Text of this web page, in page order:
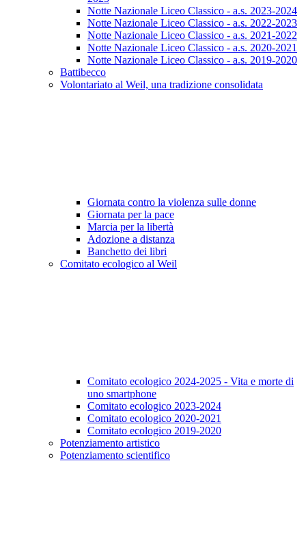
Notte Nazionale Liceo Classico - a.s. 2023-2024
Notte Nazionale Liceo Classico - a.s. 2022-2023
Notte Nazionale Liceo Classico - a.s. 2021-2022
Notte Nazionale Liceo Classico - a.s. 2020-2021
Notte Nazionale Liceo Classico - a.s. 2019-2020
Battibecco
Volontariato al Weil, una tradizione consolidata
Giornata contro la violenza sulle donne
Giornata per la pace
Marcia per la libertà
Adozione a distanza
Banchetto dei libri
Comitato ecologico al Weil
Comitato ecologico 2024-2025 - Vita e morte di
uno smartphone
Comitato ecologico 2023-2024
Comitato ecologico 2020-2021
Comitato ecologico 2019-2020
Potenziamento artistico
Potenziamento scientifico